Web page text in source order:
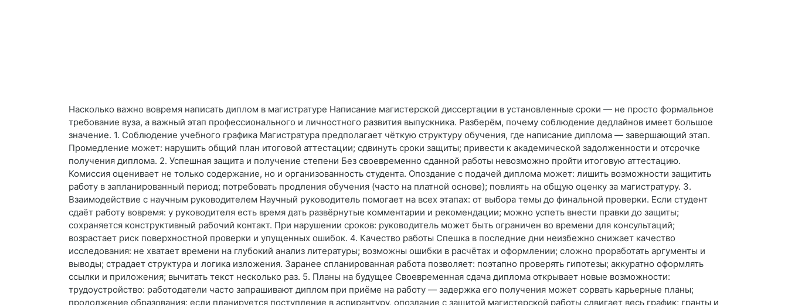
Насколько важно вовремя написать диплом в магистратуре Написание магистерской диссертации в установленные сроки — не просто формальное
требование вуза, а важный этап профессионального и личностного развития выпускника. Разберём, почему соблюдение дедлайнов имеет большое
значение. 1. Соблюдение учебного графика Магистратура предполагает чёткую структуру обучения, где написание диплома — завершающий этап.
Промедление может: нарушить общий план итоговой аттестации; сдвинуть сроки защиты; привести к академической задолженности и отсрочке
получения диплома. 2. Успешная защита и получение степени Без своевременно сданной работы невозможно пройти итоговую аттестацию.
Комиссия оценивает не только содержание, но и организованность студента. Опоздание с подачей диплома может: лишить возможности защитить
работу в запланированный период; потребовать продления обучения (часто на платной основе); повлиять на общую оценку за магистратуру. 3.
Взаимодействие с научным руководителем Научный руководитель помогает на всех этапах: от выбора темы до финальной проверки. Если студент
сдаёт работу вовремя: у руководителя есть время дать развёрнутые комментарии и рекомендации; можно успеть внести правки до защиты;
сохраняется конструктивный рабочий контакт. При нарушении сроков: руководитель может быть ограничен во времени для консультаций;
возрастает риск поверхностной проверки и упущенных ошибок. 4. Качество работы Спешка в последние дни неизбежно снижает качество
исследования: не хватает времени на глубокий анализ литературы; возможны ошибки в расчётах и оформлении; сложно проработать аргументы и
выводы; страдает структура и логика изложения. Заранее спланированная работа позволяет: поэтапно проверять гипотезы; аккуратно оформлять
ссылки и приложения; вычитать текст несколько раз. 5. Планы на будущее Своевременная сдача диплома открывает новые возможности:
трудоустройство: работодатели часто запрашивают диплом при приёме на работу — задержка его получения может сорвать карьерные планы;
продолжение образования: если планируется поступление в аспирантуру, опоздание с защитой магистерской работы сдвигает весь график; гранты и